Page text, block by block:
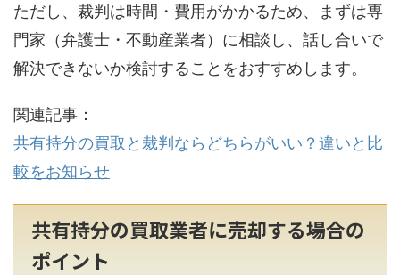
ただし、裁判は時間・費用がかかるため、まずは専
門家（弁護士・不動産業者）に相談し、話し合いで
解決できないか検討することをおすすめします。
関連記事：
共有持分の買取と裁判ならどちらがいい？違いと比
較をお知らせ
共有持分の買取業者に売却する場合の
ポイント